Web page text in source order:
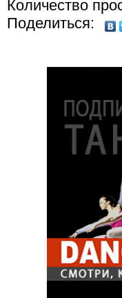
Количество
Поделиться: